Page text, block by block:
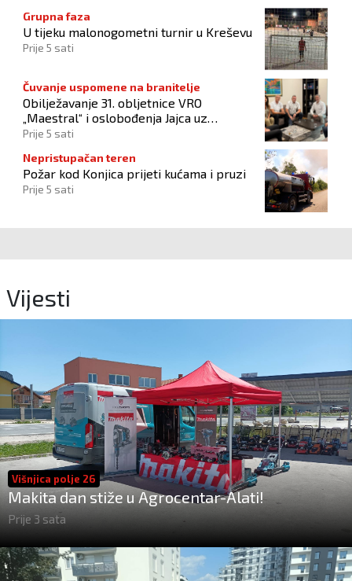
Grupna faza
U tijeku malonogometni turnir u Kreševu
Prije 5 sati
Čuvanje uspomene na branitelje
Obilježavanje 31. obljetnice VRO
„Maestral“ i oslobođenja Jajca uz
pokroviteljstvo HNS-a BiH
Prije 5 sati
Nepristupačan teren
Požar kod Konjica prijeti kućama i pruzi
Prije 5 sati
Vijesti
Višnjica polje 26
Makita dan stiže u Agrocentar-Alati!
Prije 3 sata